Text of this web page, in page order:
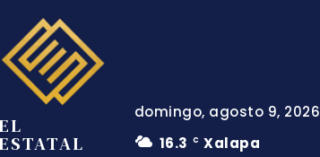
EL
ESTATAL
domingo, agosto 9, 2026
16.3
C Xalapa